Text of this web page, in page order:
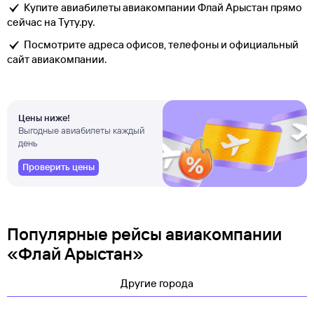
Купите авиабилеты авиакомпании Флай Арыстан прямо
сейчас на Туту.ру.
Посмотрите адреса офисов, телефоны и официальный
сайт авиакомпании.
Цены ниже!
Выгодные авиабилеты каждый
день
Проверить цены
Популярные рейсы авиакомпании
«Флай Арыстан»
Другие города